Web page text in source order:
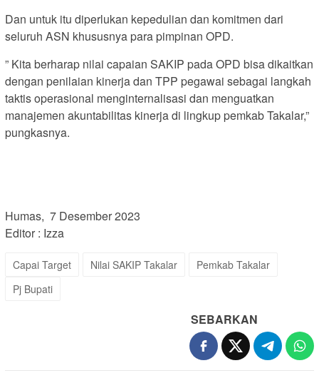
Dan untuk itu diperlukan kepedulian dan komitmen dari
seluruh ASN khususnya para pimpinan OPD.
” Kita berharap nilai capaian SAKIP pada OPD bisa dikaitkan
dengan penilaian kinerja dan TPP pegawai sebagai langkah
taktis operasional menginternalisasi dan menguatkan
manajemen akuntabilitas kinerja di lingkup pemkab Takalar,”
pungkasnya.
Humas, 7 Desember 2023
Editor : Izza
Capai Target Nilai SAKIP Takalar
Pemkab Takalar
Pj Bupati
SEBARKAN